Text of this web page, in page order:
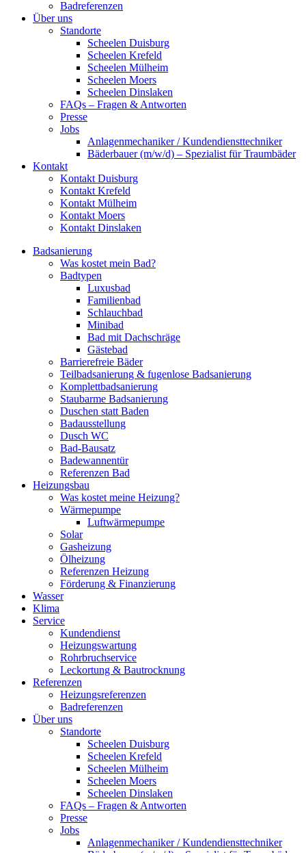
Badreferenzen
Über uns
Standorte
Scheelen Duisburg
Scheelen Krefeld
Scheelen Mülheim
Scheelen Moers
Scheelen Dinslaken
FAQs – Fragen & Antworten
Presse
Jobs
Anlagenmechaniker / Kundendiensttechniker
Bäderbauer (m/w/d) – Spezialist für Traumbäder
Kontakt
Kontakt Duisburg
Kontakt Krefeld
Kontakt Mülheim
Kontakt Moers
Kontakt Dinslaken
Badsanierung
Was kostet mein Bad?
Badtypen
Luxusbad
Familienbad
Schlauchbad
Minibad
Bad mit Dachschräge
Gästebad
Barrierefreie Bäder
Teilbadsanierung & fugenlose Badsanierung
Komplettbadsanierung
Staubarme Badsanierung
Duschen statt Baden
Badausstellung
Dusch WC
Bad-Bausatz
Badewannentür
Referenzen Bad
Heizungsbau
Was kostet meine Heizung?
Wärmepumpe
Luftwärmepumpe
Solar
Gasheizung
Ölheizung
Referenzen Heizung
Förderung & Finanzierung
Wasser
Klima
Service
Kundendienst
Heizungswartung
Rohrbruchservice
Leckortung & Bautrocknung
Referenzen
Heizungsreferenzen
Badreferenzen
Über uns
Standorte
Scheelen Duisburg
Scheelen Krefeld
Scheelen Mülheim
Scheelen Moers
Scheelen Dinslaken
FAQs – Fragen & Antworten
Presse
Jobs
Anlagenmechaniker / Kundendiensttechniker